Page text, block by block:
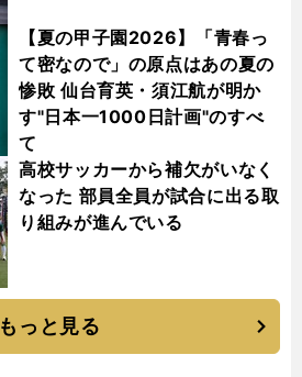
【夏の甲子園2026】「青春っ
て密なので」の原点はあの夏の
惨敗 仙台育英・須江航が明か
す"日本一1000日計画"のすべ
て
高校サッカーから補欠がいなく
なった 部員全員が試合に出る取
り組みが進んでいる
もっと見る